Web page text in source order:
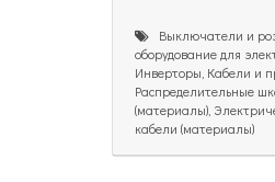
Выключатели и
оборудование для
Инверторы, Кабели и
Распределительные
(материалы),
кабели (материалы)